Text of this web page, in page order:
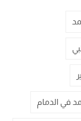
في الدمام